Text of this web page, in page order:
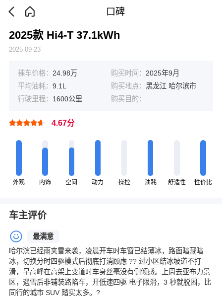
口碑
2025款 Hi4-T 37.1kWh
2025-09-23
裸车价格： 24.98万 购买时间： 2025年9月
平均油耗： 9.1L 购买地点： 黑龙江 哈尔滨市
行驶里程： 1600公里 购买目的：
4.67分
外观 内饰 空间 动力 操控 油耗 舒适性 性价比
车主评价
最满意
哈尔滨已经雨夹雪来袭，凌晨开车时车窗已结薄冰，路面暗藏暗
冰，切换分时四驱模式后彻底打消顾虑 ?? 过小区结冰坡道不打
滑，早高峰在高架上变道时车身丝毫没有侧倾感。上周去亚布力景
区，遇雪后非铺装路陷车，开低速四驱 电子限滑，3 秒就脱困，比
同行的城市 SUV 踏实太多。?